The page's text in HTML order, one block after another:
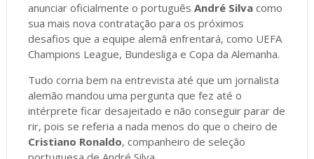
anunciar oficialmente o português André Silvacomo
sua mais nova contratação para os próximos
desafios que a equipe alemã enfrentará, como UEFA
Champions League, Bundesliga e Copa da Alemanha.
Tudo corria bem na entrevista até que um jornalista
alemão mandou uma pergunta que fez até o
intérprete ficar desajeitado e não conseguir parar de
rir, pois se referia a nada menos do que o cheiro de
Cristiano Ronaldo, companheiro de seleção